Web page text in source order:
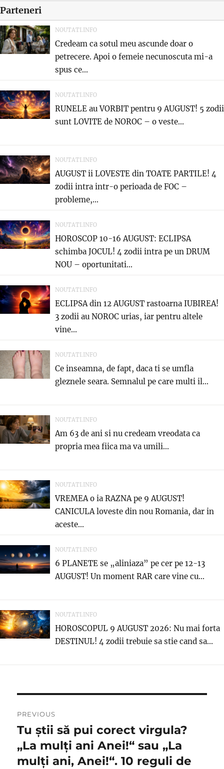
Parteneri
NOUTATI.INFO
Credeam ca sotul meu ascunde doar o
petrecere. Apoi o femeie necunoscuta mi-a
spus ce...
NOUTATI.INFO
RUNELE au VORBIT pentru 9 AUGUST! 5 zodii
sunt LOVITE de NOROC – o veste...
NOUTATI.INFO
AUGUST ii LOVESTE din TOATE PARTILE! 4
zodii intra intr-o perioada de FOC –
probleme,...
NOUTATI.INFO
HOROSCOP 10-16 AUGUST: ECLIPSA
schimba JOCUL! 4 zodii intra pe un DRUM
NOU – oportunitati...
NOUTATI.INFO
ECLIPSA din 12 AUGUST rastoarna IUBIREA!
3 zodii au NOROC urias, iar pentru altele
vine...
NOUTATI.INFO
Ce inseamna, de fapt, daca ti se umfla
gleznele seara. Semnalul pe care multi il...
NOUTATI.INFO
Am 63 de ani si nu credeam vreodata ca
propria mea fiica ma va umili...
NOUTATI.INFO
VREMEA o ia RAZNA pe 9 AUGUST!
CANICULA loveste din nou Romania, dar in
aceste...
NOUTATI.INFO
6 PLANETE se „aliniaza” pe cer pe 12-13
AUGUST! Un moment RAR care vine cu...
NOUTATI.INFO
HOROSCOPUL 9 AUGUST 2026: Nu mai forta
DESTINUL! 4 zodii trebuie sa stie cand sa...
în
articole
PREVIOUS
Previous
post:
Tu știi să pui corect virgula?
„La mulţi ani Anei!“ sau „La
mulţi ani, Anei!“. 10 reguli de